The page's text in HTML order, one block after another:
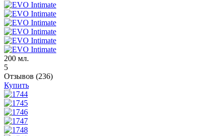
200 мл.
5
Отзывов (236)
Купить